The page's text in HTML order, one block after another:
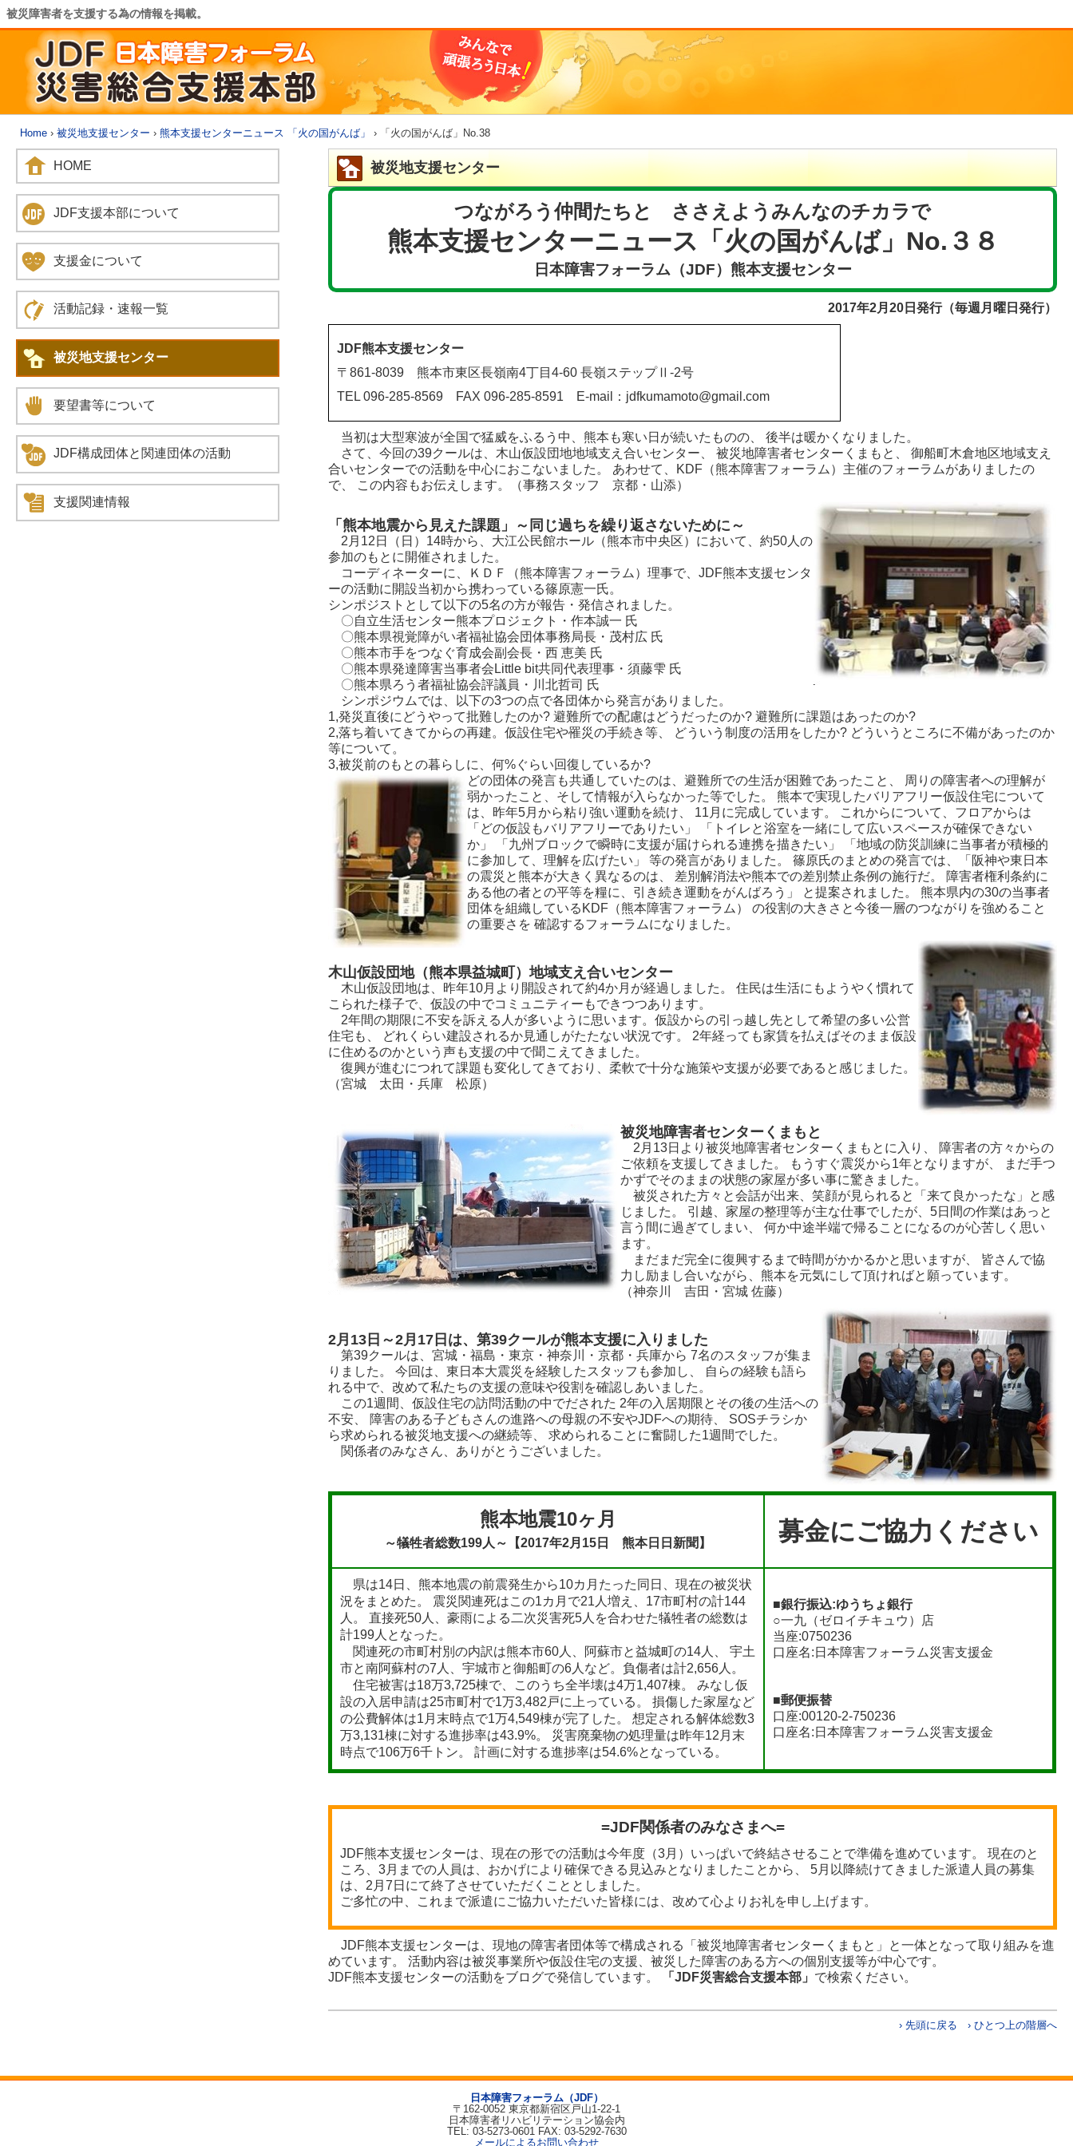
被災障害者を支援する為の情報を掲載。
Home › 被災地支援センター › 熊本支援センターニュース 「火の国がんば」 › 「火の国がんば」No.38
被災地支援センター
つながろう仲間たちと ささえようみんなのチカラで
熊本支援センターニュース「火の国がんば」No.３８
日本障害フォーラム（JDF）熊本支援センター
2017年2月20日発行（毎週月曜日発行）
JDF熊本支援センター
〒861-8039 熊本市東区長嶺南4丁目4-60 長嶺ステップⅡ-2号
TEL 096-285-8569 FAX 096-285-8591 E-mail：jdfkumamoto@gmail.com
当初は大型寒波が全国で猛威をふるう中、熊本も寒い日が続いたものの、 後半は暖かくなりました。
さて、今回の39クールは、木山仮設団地地域支え合いセンター、 被災地障害者センターくまもと、 御船町木倉地区地域支え
合いセンターでの活動を中心におこないました。 あわせて、KDF（熊本障害フォーラム）主催のフォーラムがありましたの
で、 この内容もお伝えします。（事務スタッフ 京都・山添）
「熊本地震から見えた課題」～同じ過ちを繰り返さないために～
2月12日（日）14時から、大江公民館ホール（熊本市中央区）において、約50人の
参加のもとに開催されました。
コーディネーターに、ＫＤＦ（熊本障害フォーラム）理事で、JDF熊本支援センタ
ーの活動に開設当初から携わっている篠原憲一氏。
シンポジストとして以下の5名の方が報告・発信されました。
〇自立生活センター熊本プロジェクト・作本誠一 氏
〇熊本県視覚障がい者福祉協会団体事務局長・茂村広 氏
〇熊本市手をつなぐ育成会副会長・西 恵美 氏
〇熊本県発達障害当事者会Little bit共同代表理事・須藤雫 氏
〇熊本県ろう者福祉協会評議員・川北哲司 氏
シンポジウムでは、以下の3つの点で各団体から発言がありました。
1,発災直後にどうやって批難したのか? 避難所での配慮はどうだったのか? 避難所に課題はあったのか?
2,落ち着いてきてからの再建。仮設住宅や罹災の手続き等、 どういう制度の活用をしたか? どういうところに不備があったのか
等について。
3,被災前のもとの暮らしに、何%ぐらい回復しているか?
どの団体の発言も共通していたのは、避難所での生活が困難であったこと、 周りの障害者への理解が
弱かったこと、そして情報が入らなかった等でした。 熊本で実現したバリアフリー仮設住宅について
は、昨年5月から粘り強い運動を続け、 11月に完成しています。 これからについて、フロアからは
「どの仮設もバリアフリーでありたい」 「トイレと浴室を一緒にして広いスペースが確保できない
か」 「九州ブロックで瞬時に支援が届けられる連携を描きたい」 「地域の防災訓練に当事者が積極的
に参加して、理解を広げたい」 等の発言がありました。 篠原氏のまとめの発言では、「阪神や東日本
の震災と熊本が大きく異なるのは、 差別解消法や熊本での差別禁止条例の施行だ。 障害者権利条約に
ある他の者との平等を糧に、引き続き運動をがんばろう」 と提案されました。 熊本県内の30の当事者
団体を組織しているKDF（熊本障害フォーラム） の役割の大きさと今後一層のつながりを強めること
の重要さを 確認するフォーラムになりました。
木山仮設団地（熊本県益城町）地域支え合いセンター
木山仮設団地は、昨年10月より開設されて約4か月が経過しました。 住民は生活にもようやく慣れて
こられた様子で、仮設の中でコミュニティーもできつつあります。
2年間の期限に不安を訴える人が多いように思います。仮設からの引っ越し先として希望の多い公営
住宅も、 どれくらい建設されるか見通しがたたない状況です。 2年経っても家賃を払えばそのまま仮設
に住めるのかという声も支援の中で聞こえてきました。
復興が進むにつれて課題も変化してきており、柔軟で十分な施策や支援が必要であると感じました。
（宮城 太田・兵庫 松原）
被災地障害者センターくまもと
2月13日より被災地障害者センターくまもとに入り、 障害者の方々からの
ご依頼を支援してきました。 もうすぐ震災から1年となりますが、 まだ手つ
かずでそのままの状態の家屋が多い事に驚きました。
被災された方々と会話が出来、笑顔が見られると「来て良かったな」と感
じました。 引越、家屋の整理等が主な仕事でしたが、5日間の作業はあっと
言う間に過ぎてしまい、 何か中途半端で帰ることになるのが心苦しく思い
ます。
まだまだ完全に復興するまで時間がかかるかと思いますが、 皆さんで協
力し励まし合いながら、熊本を元気にして頂ければと願っています。
（神奈川 吉田・宮城 佐藤）
2月13日～2月17日は、第39クールが熊本支援に入りました
第39クールは、宮城・福島・東京・神奈川・京都・兵庫から 7名のスタッフが集ま
りました。 今回は、東日本大震災を経験したスタッフも参加し、 自らの経験も語ら
れる中で、改めて私たちの支援の意味や役割を確認しあいました。
この1週間、仮設住宅の訪問活動の中でだされた 2年の入居期限とその後の生活への
不安、 障害のある子どもさんの進路への母親の不安やJDFへの期待、 SOSチラシか
ら求められる被災地支援への継続等、 求められることに奮闘した1週間でした。
関係者のみなさん、ありがとうございました。
熊本地震10ヶ月
～犠牲者総数199人～【2017年2月15日 熊本日日新聞】 募金にご協力ください
県は14日、熊本地震の前震発生から10カ月たった同日、現在の被災状
況をまとめた。 震災関連死はこの1カ月で21人増え、17市町村の計144
人。 直接死50人、豪雨による二次災害死5人を合わせた犠牲者の総数は
計199人となった。
関連死の市町村別の内訳は熊本市60人、阿蘇市と益城町の14人、 宇土
市と南阿蘇村の7人、宇城市と御船町の6人など。負傷者は計2,656人。
住宅被害は18万3,725棟で、このうち全半壊は4万1,407棟。 みなし仮
設の入居申請は25市町村で1万3,482戸に上っている。 損傷した家屋など
の公費解体は1月末時点で1万4,549棟が完了した。 想定される解体総数3
万3,131棟に対する進捗率は43.9%。 災害廃棄物の処理量は昨年12月末
時点で106万6千トン。 計画に対する進捗率は54.6%となっている。
■銀行振込:ゆうちょ銀行
○一九（ゼロイチキュウ）店
当座:0750236
口座名:日本障害フォーラム災害支援金
■郵便振替
口座:00120-2-750236
口座名:日本障害フォーラム災害支援金
=JDF関係者のみなさまへ=
JDF熊本支援センターは、現在の形での活動は今年度（3月）いっぱいで終結させることで準備を進めています。 現在のと
ころ、3月までの人員は、おかげにより確保できる見込みとなりましたことから、 5月以降続けてきました派遣人員の募集
は、2月7日にて終了させていただくこととしました。
ご多忙の中、これまで派遣にご協力いただいた皆様には、改めて心よりお礼を申し上げます。
JDF熊本支援センターは、現地の障害者団体等で構成される「被災地障害者センターくまもと」と一体となって取り組みを進
めています。 活動内容は被災事業所や仮設住宅の支援、被災した障害のある方への個別支援等が中心です。
JDF熊本支援センターの活動をブログで発信しています。
「JDF災害総合支援本部」 で検索ください。
› 先頭に戻る › ひとつ上の階層へ
HOME
JDF支援本部について
支援金について
活動記録・速報一覧
被災地支援センター
要望書等について
JDF構成団体と関連団体の活動
支援関連情報
日本障害フォーラム（JDF）
〒162-0052 東京都新宿区戸山1-22-1
日本障害者リハビリテーション協会内
TEL: 03-5273-0601 FAX: 03-5292-7630
メールによるお問い合わせ